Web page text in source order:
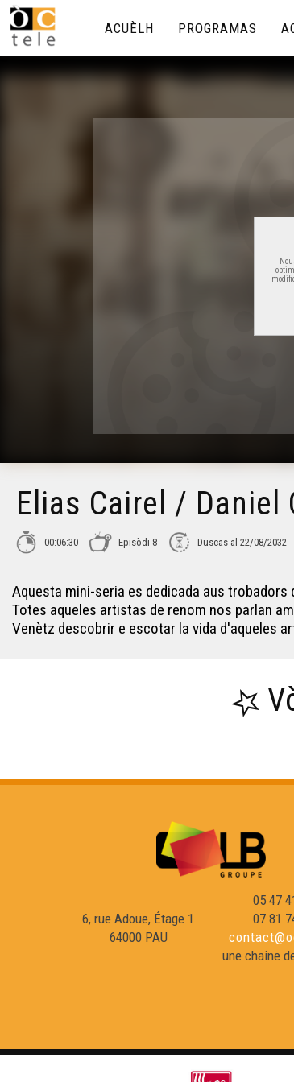
ACUÈLH PROGRAMAS
Elias Cairel / Daniel
00:06:30 Episòdi 8 Duscas al 22/08/2032
Aquesta mini-seria es dedicada aus
Totes aqueles artistas de renom nos parlan
Venètz descobrir e escotar la vida d'aqueles
6, rue Adoue, Étage 1
64000 PAU
05 47
07 81
une chaine